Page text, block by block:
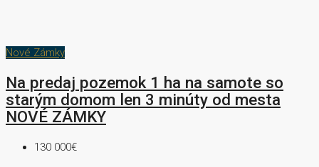
Nové Zámky
Na predaj pozemok 1 ha na samote so
starým domom len 3 minúty od mesta
NOVÉ ZÁMKY
130 000€